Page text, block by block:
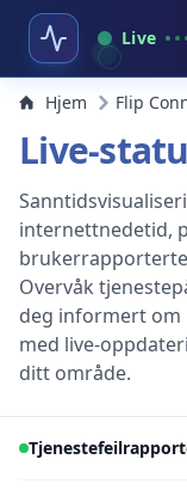
Live
Hjem Flip
Live-
internettnedetid,
Overvåk
deg informert
med live-
ditt område.